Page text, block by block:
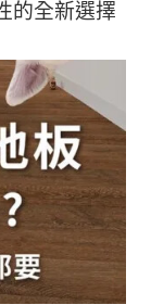
的全新選擇